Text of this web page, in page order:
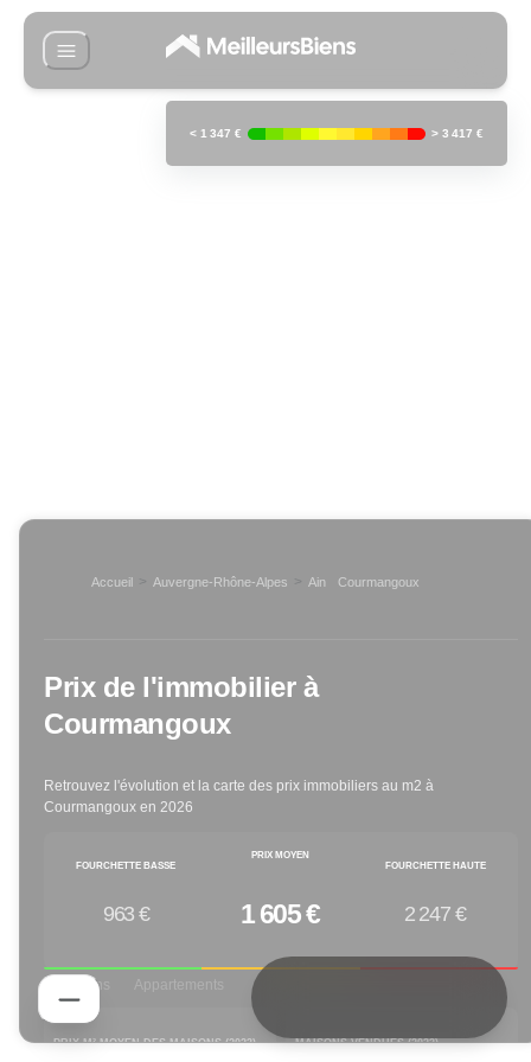
Accueil > Auvergne-Rhône-Alpes > Ain Courmangoux
Prix de l'immobilier à
Courmangoux
Retrouvez l'évolution et la carte des prix immobiliers au m2 à
Courmangoux en 2026
FOURCHETTE BASSE
963 €
PRIX MOYEN
1 605 €
FOURCHETTE HAUTE
2 247 €
Maisons Appartements
PRIX M² MOYEN DES MAISONS (2023) MAISONS VENDUES (2023)
< 1 347 € > 3 417 €